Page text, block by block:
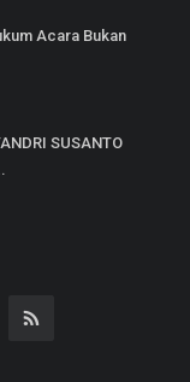
Acara Bukan
SUSANTO